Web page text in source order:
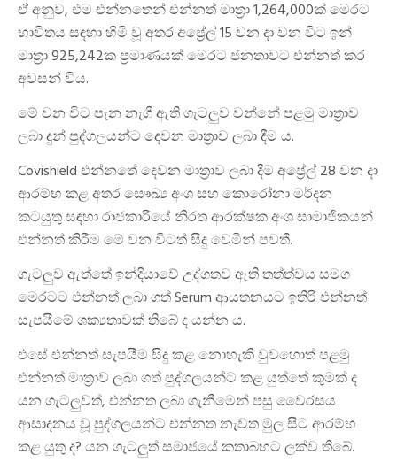
ඒ අනුව, එම එන්නතෙන් එන්නත් මාත්‍රා 1,264,000ක් මෙරට
භාවිතය සඳහා හිමි වූ අතර අප්‍රේල් 15 වන දා වන විට ඉන්
මාත්‍රා 925,242ක ප්‍රමාණයක් මෙරට ජනතාවට එන්නත් කර
අවසන් විය.
මේ වන විට පැන නැගී ඇති ගැටලුව වන්නේ පළමු මාත්‍රාව
ලබා දුන් පුද්ගලයන්ට දෙවන මාත්‍රාව ලබා දීම ය.
Covishield එන්නතේ දෙවන මාත්‍රාව ලබා දීම අප්‍රේල් 28 වන දා
ආරම්භ කළ අතර සෞඛ්‍ය අංශ සහ කොරෝනා මර්දන
කටයුතු සඳහා රාජකාරියේ නිරත ආරක්ෂක අංශ සාමාජිකයන්
එන්නත් කිරීම මේ වන විටත් සිදු වෙමින් පවතී.
ගැටලුව ඇත්තේ ඉන්දියාවේ උද්ගතව ඇති තත්ත්වය සමග
මෙරටට එන්නත් ලබා ගත් Serum ආයතනයට ඉතිරි එන්නත්
සැපයීමේ ශක්‍යතාවක් තිබේ ද යන්න ය.
එසේ එන්නත් සැපයීම සිදු කළ නොහැකි වුවහොත් පළමු
එන්නත් මාත්‍රාව ලබා ගත් පුද්ගලයන්ට කළ යුත්තේ කුමක් ද
යන ගැටලුවත්, එන්නත ලබා ගැනීමෙන් පසු වෛරසය
ආසාදනය වූ පුද්ගලයන්ට එන්නත නැවත මුල සිට ආරම්භ
කළ යුතු ද? යන ගැටලුත් සමාජයේ කතාබහට ලක්ව තිබේ.